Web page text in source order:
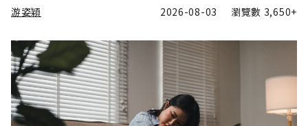
游姿穎 2026-08-03 瀏覽數 3,650+